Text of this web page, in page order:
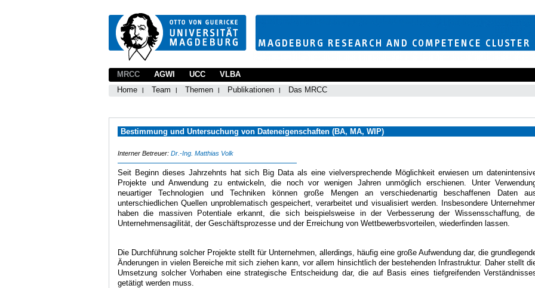
MRCC
Home
Team Themen Publikationen Das MRCC
AGWI UCC VLBA
Bestimmung und Untersuchung von Dateneigenschaften (BA, MA, WIP)
Interner Betreuer: Dr.-Ing. Matthias Volk
Seit Beginn dieses Jahrzehnts hat sich Big Data als eine vielversprechende Möglichkeit erwiesen um
Projekte und Anwendung zu entwickeln, die noch vor wenigen Jahren unmöglich erschienen. Unter
neuartiger Technologien und Techniken können große Mengen an verschiedenartig beschaffenen Daten
unterschiedlichen Quellen unproblematisch gespeichert, verarbeitet und visualisiert werden. Insbesondere
haben die massiven Potentiale erkannt, die sich beispielsweise in der Verbesserung der Wissensschaffung,
Unternehmensagilität, der Geschäftsprozesse und der Erreichung von Wettbewerbsvorteilen, wiederfinden lassen.
Die Durchführung solcher Projekte stellt für Unternehmen, allerdings, häufig eine große Aufwendung dar, die
Änderungen in vielen Bereiche mit sich ziehen kann, vor allem hinsichtlich der bestehenden Infrastruktur. Daher stellt
Umsetzung solcher Vorhaben eine strategische Entscheidung dar, die auf Basis eines tiefgreifenden
getätigt werden muss.